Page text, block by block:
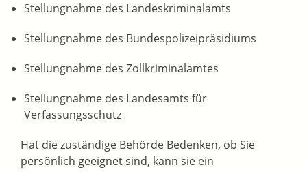
Stellungnahme des Landeskriminalamts
Stellungnahme des Bundespolizeipräsidiums
Stellungnahme des Zollkriminalamtes
Stellungnahme des Landesamts für
Verfassungsschutz
Hat die zuständige Behörde Bedenken, ob Sie
persönlich geeignet sind, kann sie ein